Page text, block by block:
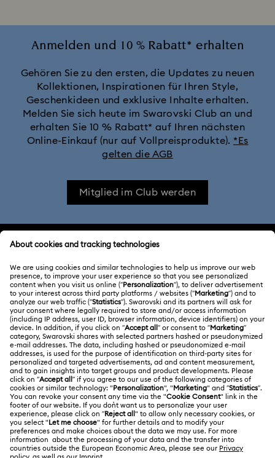
Anmelden und 10 % Rabatt* erhalten
Gehören Sie zu den ersten, die Updates zu neuen
Kollektionen, Inspirationen für Ihren Style,
Geschenkideen und exklusive Inhalte erhalten.
Melden Sie sich heute im Swarovski Club an und
erhalten Sie 10 % Rabatt* auf Ihren nächsten
Online-Einkauf (nur auf Vollpreisprodukte). *Es
gelten die AGB
Mitglied im Club werden
KUNDENSERVICE
Übersicht zum Kundenservice
Geschenkkarten-Guthaben
Reparaturstatus
Kontakt
Größe berechnen
Store-Finder
ÜBER UNS
Über Swarovski
Stellen & Karriere
Alumni Community
Für Geschäftskunden
Sitemap
RECHTLICHE BEDINGUNGEN
Nutzungsbedingungen
AGB
Datenschutz
Andere Länder
English
Deutsch Español Français